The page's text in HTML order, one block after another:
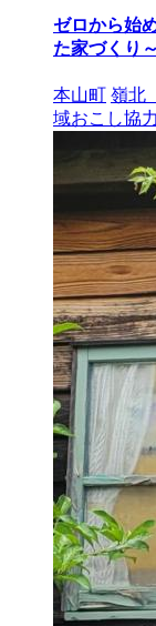
ゼロから始
た家づくり～
本山町 嶺北
域おこし協